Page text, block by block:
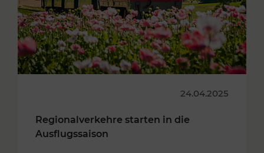
24.04.2025
Regionalverkehre starten in die
Ausflugssaison